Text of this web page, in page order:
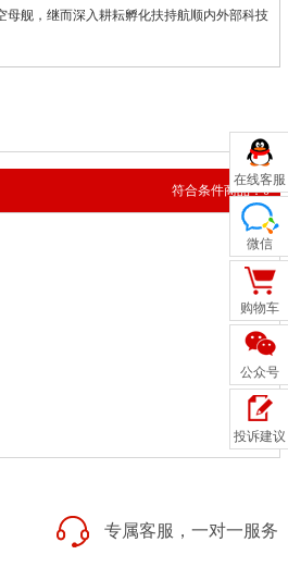
舰，继而深入耕耘孵化扶持航顺内外部科技
符合条件商品：0
专属客服，一对一服务
在线客服
微信
购物车
公众号
投诉建议